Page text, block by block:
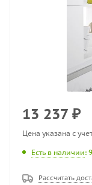
13 237 ₽
Цена указана с
Есть в наличии: 9
Рассчитать